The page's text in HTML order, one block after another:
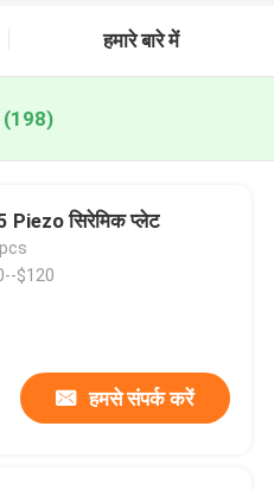
हमारे बारे में
(198)
सिरेमिक प्लेट
$120
हमसे संपर्क करें